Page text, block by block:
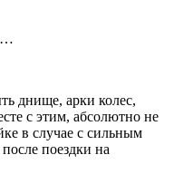
днище, арки колес,
с этим, абсолютно не
в случае с сильным
поездки на